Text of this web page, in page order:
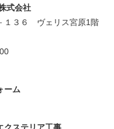
式会社
１３６ ヴェリス宮原1階
ーム